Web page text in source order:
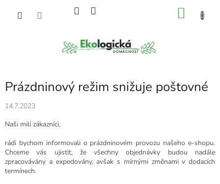
Prázdninový režim snižuje poštovné
14.7.2023
Naši milí zákazníci,
rádi bychom informovali o prázdninovém provozu našeho e-shopu.
Chceme vás ujistit, že všechny objednávky budou nadále
zpracovávány a expedovány, avšak s mírnými změnami v dodacích
termínech.